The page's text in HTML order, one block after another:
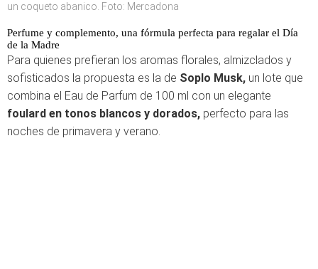
un coqueto abanico. Foto: Mercadona
Perfume y complemento, una fórmula perfecta para regalar el Día
de la Madre
Para quienes prefieran los aromas florales, almizclados y
sofisticados la propuesta es la de Soplo Musk, un lote que
combina el Eau de Parfum de 100 ml con un elegante
foulard en tonos blancos y dorados, perfecto para las
noches de primavera y verano.